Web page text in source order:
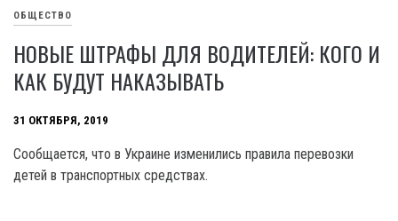
ОБЩЕСТВО
НОВЫЕ ШТРАФЫ ДЛЯ ВОДИТЕЛЕЙ: КОГО И
КАК БУДУТ НАКАЗЫВАТЬ
31 ОКТЯБРЯ, 2019
Сообщается, что в Украине изменились правила перевозки
детей в транспортных средствах.